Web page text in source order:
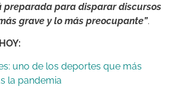
preparada para disparar discursos
grave y lo más preocupante”.
uno de los deportes que más
la pandemia